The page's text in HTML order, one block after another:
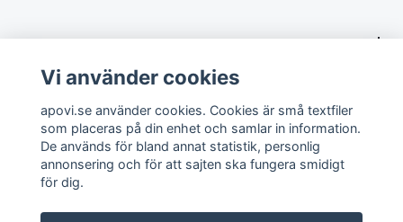
Om Apovi
Sociala medier
Vi använder cookies
apovi.se använder cookies. Cookies är små textfiler
som placeras på din enhet och samlar in information.
De används för bland annat statistik, personlig
annonsering och för att sajten ska fungera smidigt
för dig.